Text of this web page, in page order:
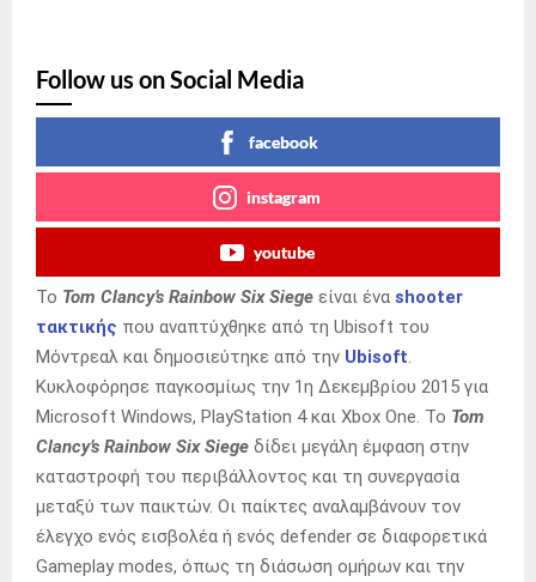
Follow us on Social Media
facebook
instagram
youtube
Το Tom Clancy’s Rainbow Six Siege είναι ένα shooter
τακτικής που αναπτύχθηκε από τη Ubisoft του
Μόντρεαλ και δημοσιεύτηκε από την Ubisoft
Κυκλοφόρησε παγκοσμίως την 1η Δεκεμβρίου 2015 για
Microsoft Windows, PlayStation 4 και Xbox One. Το Tom
Clancy’s Rainbow Six Siege δίδει μεγάλη έμφαση στην
καταστροφή του περιβάλλοντος και τη συνεργασία
μεταξύ των παικτών. Οι παίκτες αναλαμβάνουν τον
έλεγχο ενός εισβολέα ή ενός defender σε διαφορετικά
Gameplay modes, όπως τη διάσωση ομήρων και την